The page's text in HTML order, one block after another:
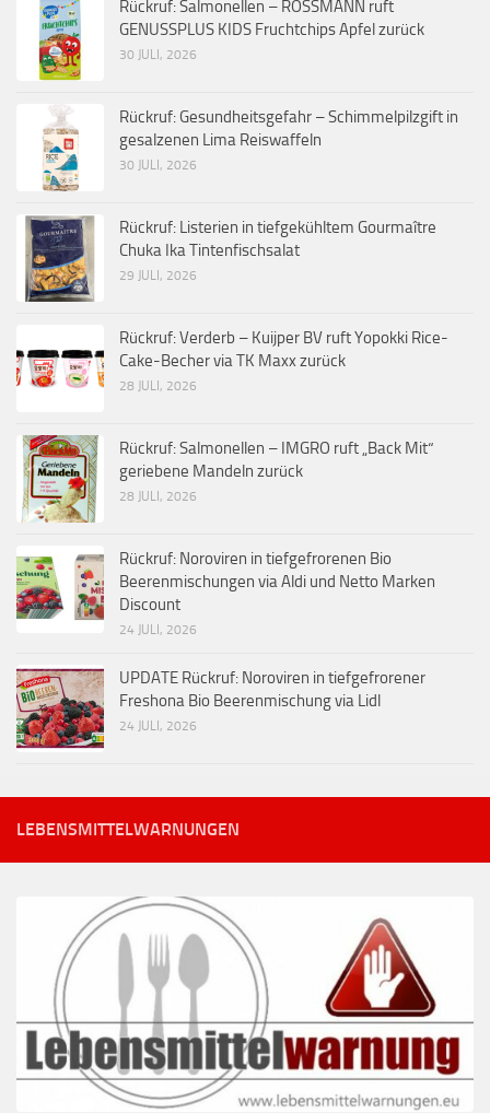
Rückruf: Salmonellen – ROSSMANN ruft
GENUSSPLUS KIDS Fruchtchips Apfel zurück
30 JULI, 2026
Rückruf: Gesundheitsgefahr – Schimmelpilzgift in
gesalzenen Lima Reiswaffeln
30 JULI, 2026
Rückruf: Listerien in tiefgekühltem Gourmaître
Chuka Ika Tintenfischsalat
29 JULI, 2026
Rückruf: Verderb – Kuijper BV ruft Yopokki Rice-
Cake-Becher via TK Maxx zurück
28 JULI, 2026
Rückruf: Salmonellen – IMGRO ruft „Back Mit“
geriebene Mandeln zurück
28 JULI, 2026
Rückruf: Noroviren in tiefgefrorenen Bio
Beerenmischungen via Aldi und Netto Marken
Discount
24 JULI, 2026
UPDATE Rückruf: Noroviren in tiefgefrorener
Freshona Bio Beerenmischung via Lidl
24 JULI, 2026
LEBENSMITTELWARNUNGEN